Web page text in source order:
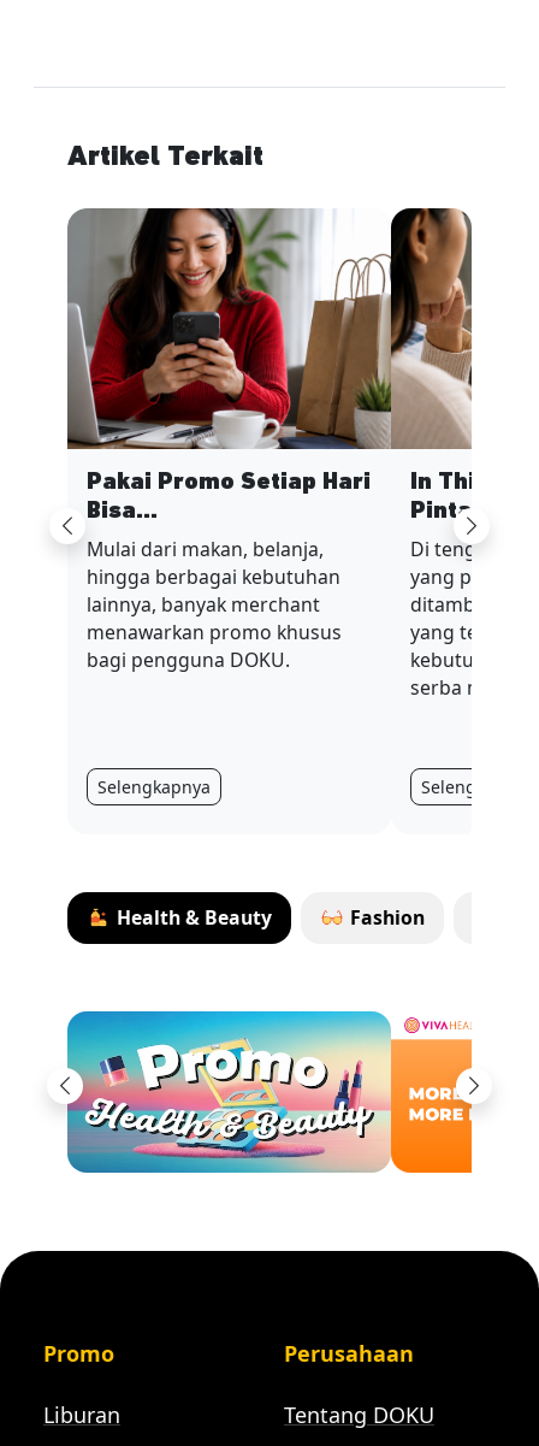
Artikel Terkait
Previous
Pakai Promo Setiap Hari
Bisa...
Mulai dari makan, belanja,
hingga berbagai kebutuhan
lainnya, banyak merchant
menawarkan promo khusus
bagi pengguna DOKU.
Selengkapnya
In This
Pinta...
Di tengah
yang penuh
ditambah
yang terus
kebutuhan
serba mahal.
Selengkapnya
Next
Health & Beauty Fashion
Previous Next
Promo
Liburan
Perusahaan
Tentang DOKU